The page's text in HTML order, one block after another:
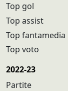
Top gol
Top assist
Top fantamedia
Top voto
2022-23
Partite